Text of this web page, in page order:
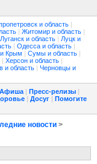
и область |
| Житомир и область |
Луганск и область | Луцк и
| Одесса и область |
Крым | Сумы и область |
| Херсон и область |
и область | Черновцы и
Афиша | Пресс-релизы |
| Досуг | Помогите
новости >